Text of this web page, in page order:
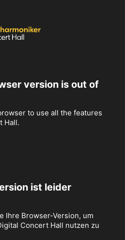
version is out of
to use all the features
Hall.
ist leider
Ihre Browser-Version, um
Concert Hall nutzen zu